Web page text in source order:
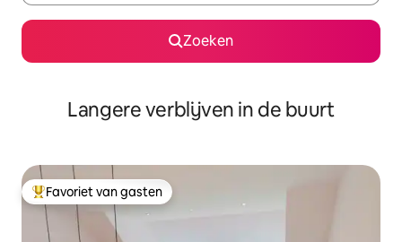
Zoeken
Langere verblijven in de buurt
Topfavoriet van gasten
Favoriet van gasten